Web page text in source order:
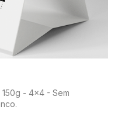
150g - 4x4 - Sem